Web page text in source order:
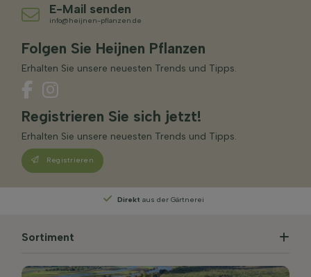
E-Mail senden
info@heijnen-pflanzen.de
Folgen Sie Heijnen Pflanzen
Erhalten Sie unsere neuesten Trends und Tipps.
Registrieren Sie sich jetzt!
Erhalten Sie unsere neuesten Trends und Tipps.
Registrieren
Persönliche Beratung
Sortiment